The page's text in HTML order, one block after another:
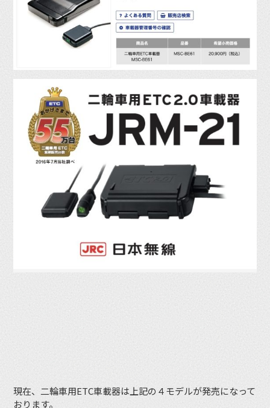
現在、二輪車用ETC車載器は上記の４モデルが発売になって
おります。